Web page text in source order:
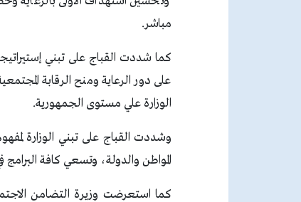
مباشر.
كما شددت القباج على تبني
على دور الرعاية ومنح الرقابة
الوزارة علي مستوى الجمهورية.
وشددت القباج على تبني الوزارة
المواطن والدولة، وتسعي كافة
كما استعرضت وزيرة التضامن